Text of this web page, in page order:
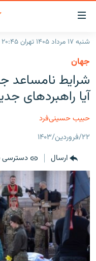
لینک‌های
قابلیت
دسترسی
بازگشت
منوی
اصلی
صفحه
ایران
جهان
فرکانس‌ها
چندرسانه‌ای
گزارش‌های تصویری
گزارش‌های ویدئویی
زنان فردا
English
به ما بپیوندید
شنبه ۱۷ مرداد ۱۴۰۵ تهران ۲۰:۴۵
جهان
شرایط نامساعد
آیا راهبردهای
حبیب حسینی‌فرد
۲۲/فروردین/۱۴۰۳
ارسال
دسترسی